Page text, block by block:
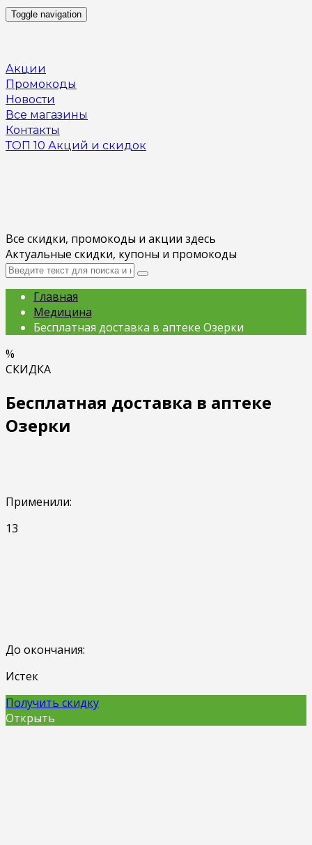
Toggle navigation
Акции
Промокоды
Новости
Все магазины
Контакты
ТОП 10 Акций и скидок
Все скидки, промокоды и акции здесь
Актуальные скидки, купоны и промокоды
Главная
Медицина
Бесплатная доставка в аптеке Озерки
%
СКИДКА
Бесплатная доставка в аптеке
Озерки
Применили:
13
До окончания:
Истек
Получить скидку
Открыть